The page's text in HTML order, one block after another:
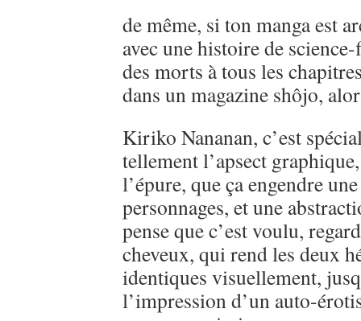
de même, si ton manga est
avec une histoire de
des morts à tous les
dans un magazine shôjo,
Kiriko Nananan, c’est
tellement l’apsect
l’épure, que ça engendre
personnages, et une
pense que c’est voulu,
cheveux, qui rend les deux
identiques visuellement,
l’impression d’un auto-